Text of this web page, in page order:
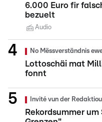
6.000 Euro fir
bezuelt
Audio
No Mëssverständnis
Lottoschäi mat
fonnt
Invité vun der
Rekordsummer